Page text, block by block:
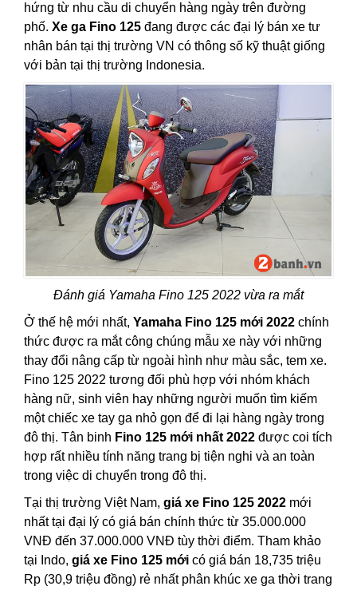
hứng từ nhu cầu di chuyển hàng ngày trên đường
phố. Xe ga Fino 125 đang được các đại lý bán xe tư
nhân bán tại thị trường VN có thông số kỹ thuật giống
với bản tại thị trường Indonesia.
Đánh giá Yamaha Fino 125 2022 vừa ra mắt
Ở thế hệ mới nhất, Yamaha Fino 125 mới 2022 chính
thức được ra mắt công chúng mẫu xe này với những
thay đổi nâng cấp từ ngoài hình như màu sắc, tem xe.
Fino 125 2022 tương đối phù hợp với nhóm khách
hàng nữ, sinh viên hay những người muốn tìm kiếm
một chiếc xe tay ga nhỏ gọn để đi lại hàng ngày trong
đô thị. Tân binh Fino 125 mới nhất 2022 được coi tích
hợp rất nhiều tính năng trang bị tiện nghi và an toàn
trong việc di chuyển trong đô thị.
Tại thị trường Việt Nam, giá xe Fino 125 2022 mới
nhất tại đại lý có giá bán chính thức từ 35.000.000
VNĐ đến 37.000.000 VNĐ tùy thời điểm. Tham khảo
tại Indo, giá xe Fino 125 mới có giá bán 18,735 triệu
Rp (30,9 triệu đồng) rẻ nhất phân khúc xe ga thời trang